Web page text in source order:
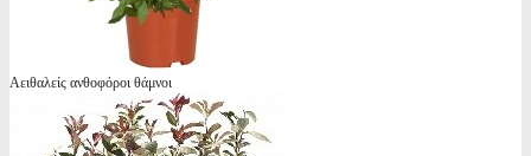
Αειθαλείς ανθοφόροι θάμνοι